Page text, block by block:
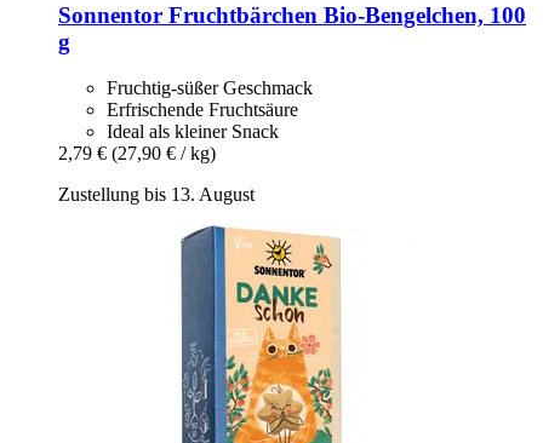
Sonnentor Fruchtbärchen Bio-​Bengelchen, 100
g
Fruchtig-süßer Geschmack
Erfrischende Fruchtsäure
Ideal als kleiner Snack
2,79 € (27,90 € / kg)
Zustellung bis 13. August